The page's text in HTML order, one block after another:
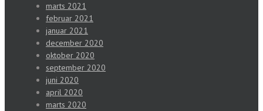
marts 2021
februar 2021
januar 2021
december 2020
oktober 2020
september 2020
juni 2020
april 2020
marts 2020